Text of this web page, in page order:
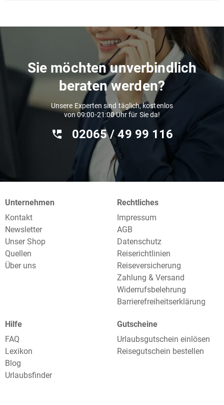
Sie möchten unverbindlich
beraten werden?
Unsere Experten sind täglich, kostenlos
von 09:00-21:00 Uhr für Sie da!
02065 / 49 ‌99 116
Unternehmen
Kontakt
Newsletter
Unser Shop
Quellen
Über uns
Rechtliches
Impressum
AGB
Datenschutz
Reiserichtlinien
Reiseversicherung
Zahlung & Versand
Widerrufsbelehrung
Barrierefreiheitserklärung
Hilfe
FAQ
Lexikon
Blog
Urlaubsfinder
Gutscheine
Urlaubsgutschein einlösen
Reisegutschein bestellen